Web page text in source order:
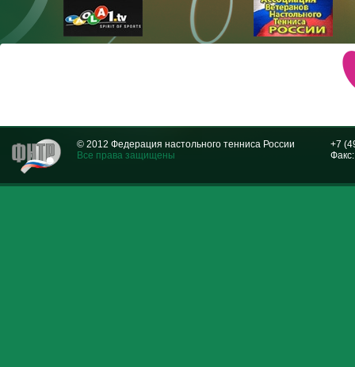
© 2012 Федерация настольного тенниса России
Все права защищены
+7